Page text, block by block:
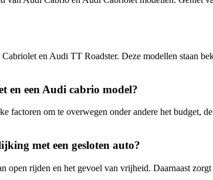
en Audi TT Roadster. Deze modellen staan
en een Audi cabrio model?
om te overwegen onder andere het budget,
met een gesloten auto?
rijden en het gevoel van vrijheid. Daarnaast